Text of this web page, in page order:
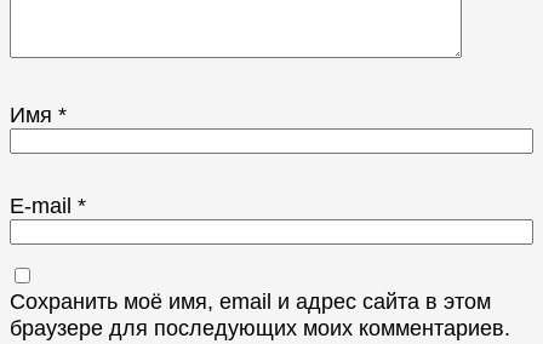
Имя *
E-mail *
Сохранить моё имя, email и адрес сайта в этом
браузере для последующих моих комментариев.